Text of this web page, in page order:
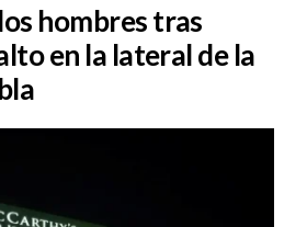
hombres tras
en la lateral de la